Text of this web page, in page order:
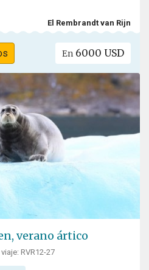
El Rembrandt van Rijn
En 6000 USD
verano ártico
RVR12-27